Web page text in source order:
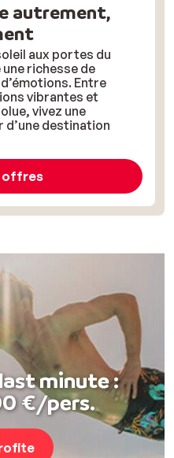
autrement,
aux portes du
une richesse de
Entre
vibrantes et
vivez une
d’une destination
offres
minute :
€/pers.